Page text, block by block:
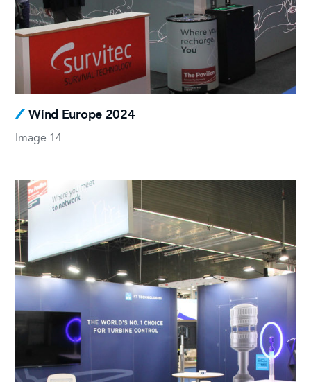
Wind Europe 2024
Image 14